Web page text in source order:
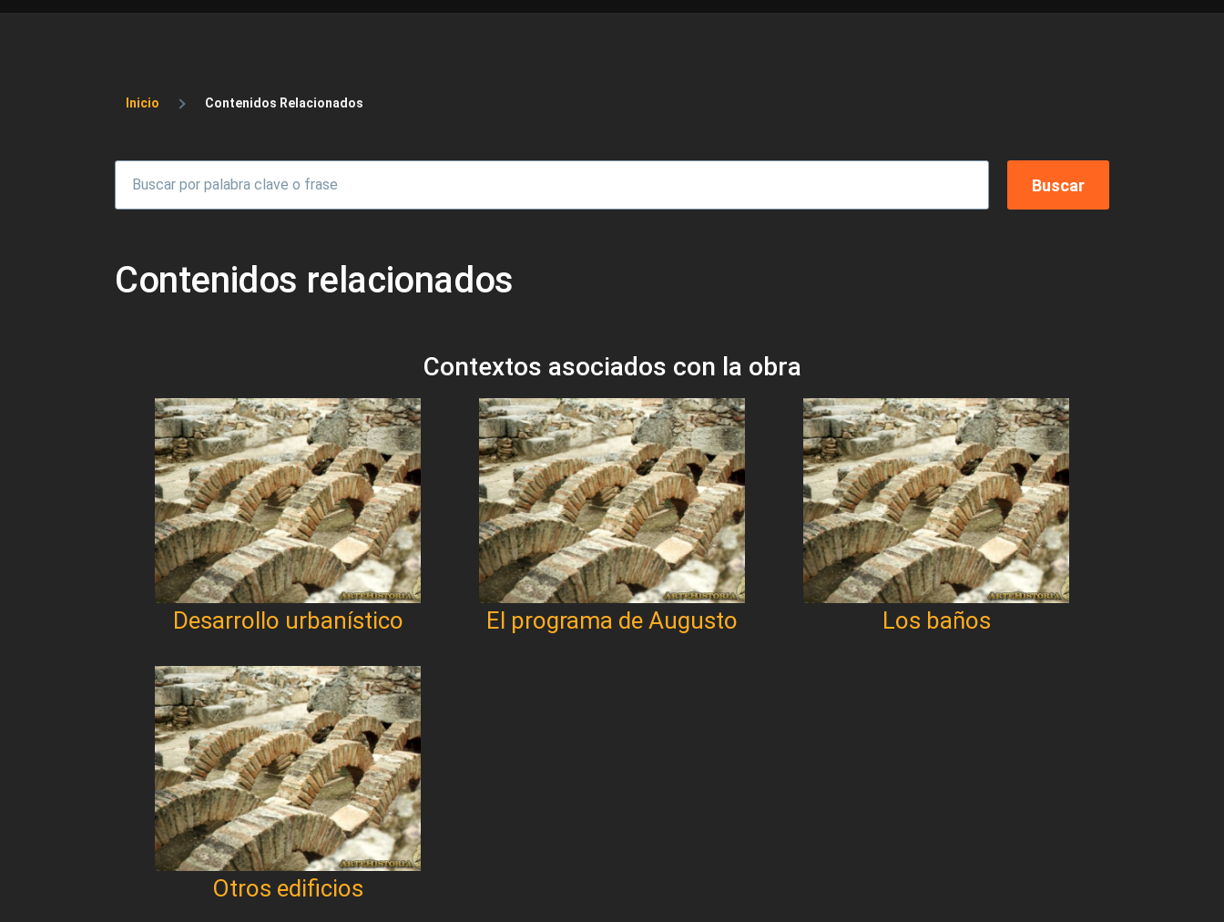
Sobrescribir enlaces de ayuda a la navegación
Inicio Contenidos Relacionados
Contenidos relacionados
Contextos asociados con la obra
Desarrollo urbanístico El programa de Augusto Los baños
Otros edificios